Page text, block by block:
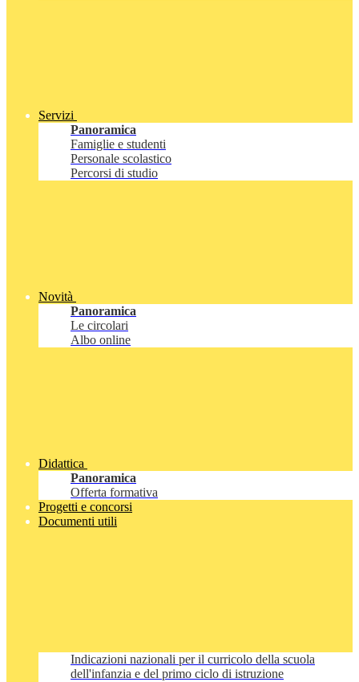
Servizi
Panoramica
Famiglie e studenti
Personale scolastico
Percorsi di studio
Novità
Panoramica
Le circolari
Albo online
Didattica
Panoramica
Offerta formativa
Progetti e concorsi
Documenti utili
Indicazioni nazionali per il curricolo della scuola
dell'infanzia e del primo ciclo di istruzione